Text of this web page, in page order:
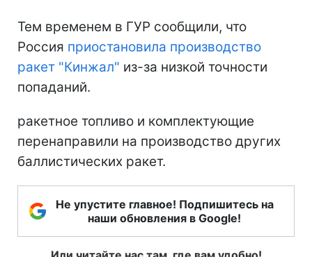
Тем временем в ГУР сообщили, что
Россия приостановила производство
ракет "Кинжал" из-за низкой точности
попаданий.
ракетное топливо и комплектующие
перенаправили на производство других
баллистических ракет.
Не упустите главное! Подпишитесь на
наши обновления в Google!